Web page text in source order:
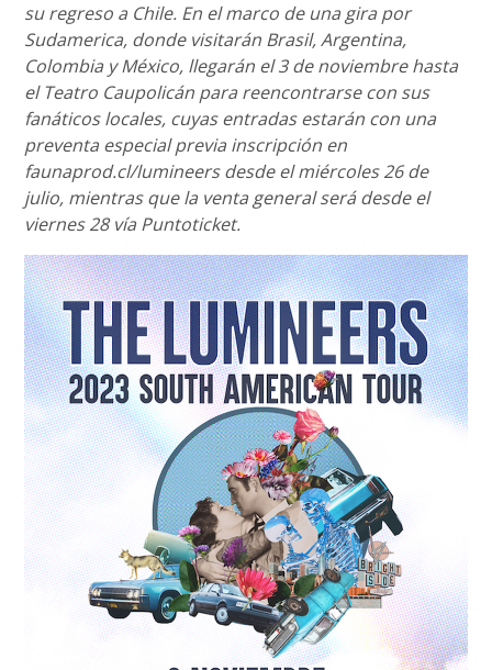
su regreso a Chile. En el marco de una gira por
Sudamerica, donde visitarán Brasil, Argentina,
Colombia y México, llegarán el 3 de noviembre hasta
el Teatro Caupolicán para reencontrarse con sus
fanáticos locales, cuyas entradas estarán con una
preventa especial previa inscripción en
faunaprod.cl/lumineers desde el miércoles 26 de
julio, mientras que la venta general será desde el
viernes 28 vía Puntoticket.